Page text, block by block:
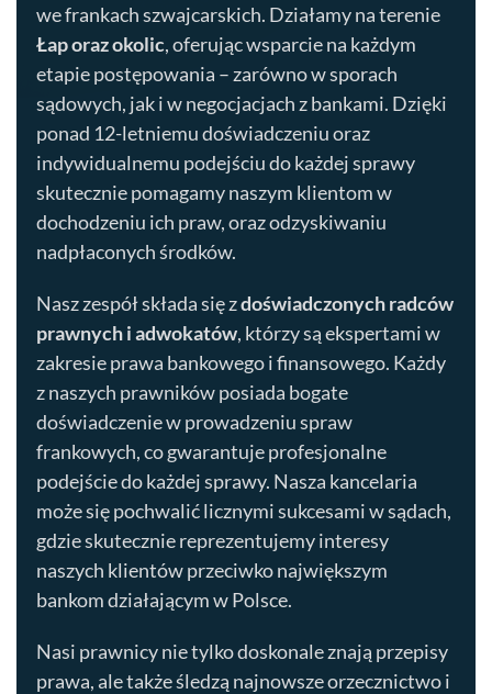
we frankach szwajcarskich. Działamy na terenie
Łaporaz okolic, oferując wsparcie na każdym
etapie postępowania – zarówno w sporach
sądowych, jak i w negocjacjach z bankami. Dzięki
ponad 12-letniemu doświadczeniu oraz
indywidualnemu podejściu do każdej sprawy
skutecznie pomagamy naszym klientom w
dochodzeniu ich praw, oraz odzyskiwaniu
nadpłaconych środków.
Nasz zespół składa się zdoświadczonych radców
prawnych i adwokatów, którzy są ekspertami w
zakresie prawa bankowego i finansowego. Każdy
z naszych prawników posiada bogate
doświadczenie w prowadzeniu spraw
frankowych, co gwarantuje profesjonalne
podejście do każdej sprawy. Nasza kancelaria
może się pochwalić licznymi sukcesami w sądach,
gdzie skutecznie reprezentujemy interesy
naszych klientów przeciwko największym
bankom działającym w Polsce.
Nasi prawnicy nie tylko doskonale znają przepisy
prawa, ale także śledzą najnowsze orzecznictwo i